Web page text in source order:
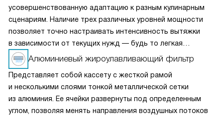
усовершенствованную адаптацию к разным кулинарным
сценариям. Наличие трех различных уровней мощности
позволяет точно настраивать интенсивность вытяжки
в зависимости от текущих нужд — будь то легкая
вентиляция при медленном приготовлении или мощное
удаление пара и запахов при интенсивной жарке. Это
делает вытяжку универсальным решением для любых
кулинарных задач и сохраняет воздух на кухне свежим
и чистым.
Алюминиевый жироулавливающий фильтр
Представляет собой кассету с жесткой рамой
и несколькими слоями тонкой металлической сетки
из алюминия. Ее ячейки развернуты под определенным
углом, позволяя менять направления воздушных потоков